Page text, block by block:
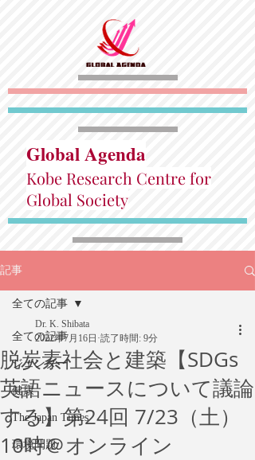
Global Agenda
Kobe Research Centre for
Global Society
記事
全ての記事
ジェンダー
健康
The Japan Times
環境問題
全ての記事
脱炭素社会と建築【SDGs
英語ニュースについて議論
する】第24回 7/23（土）
10時＠オンライン
Dr. K. Shibata
2022年7月16日 読了時間: 9分